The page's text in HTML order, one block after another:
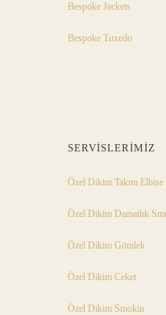
Bespoke Jackets
Bespoke Tuxedo
SERVISLERIMIZ
Özel Dikim Takım Elbise
Özel Dikim Damatlık
Özel Dikim Gömlek
Özel Dikim Ceket
Özel Dikim Smokin